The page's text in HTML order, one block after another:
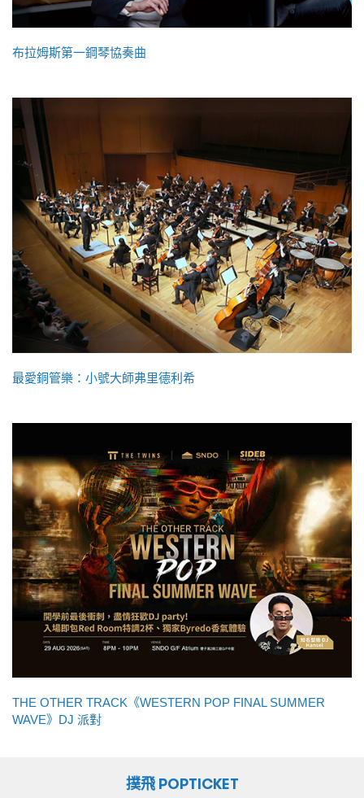
布拉姆斯第一鋼琴協奏曲
最愛銅管樂：小號大師弗里德利希
THE OTHER TRACK《WESTERN POP FINAL SUMMER
WAVE》DJ 派對
撲飛 POPTICKET